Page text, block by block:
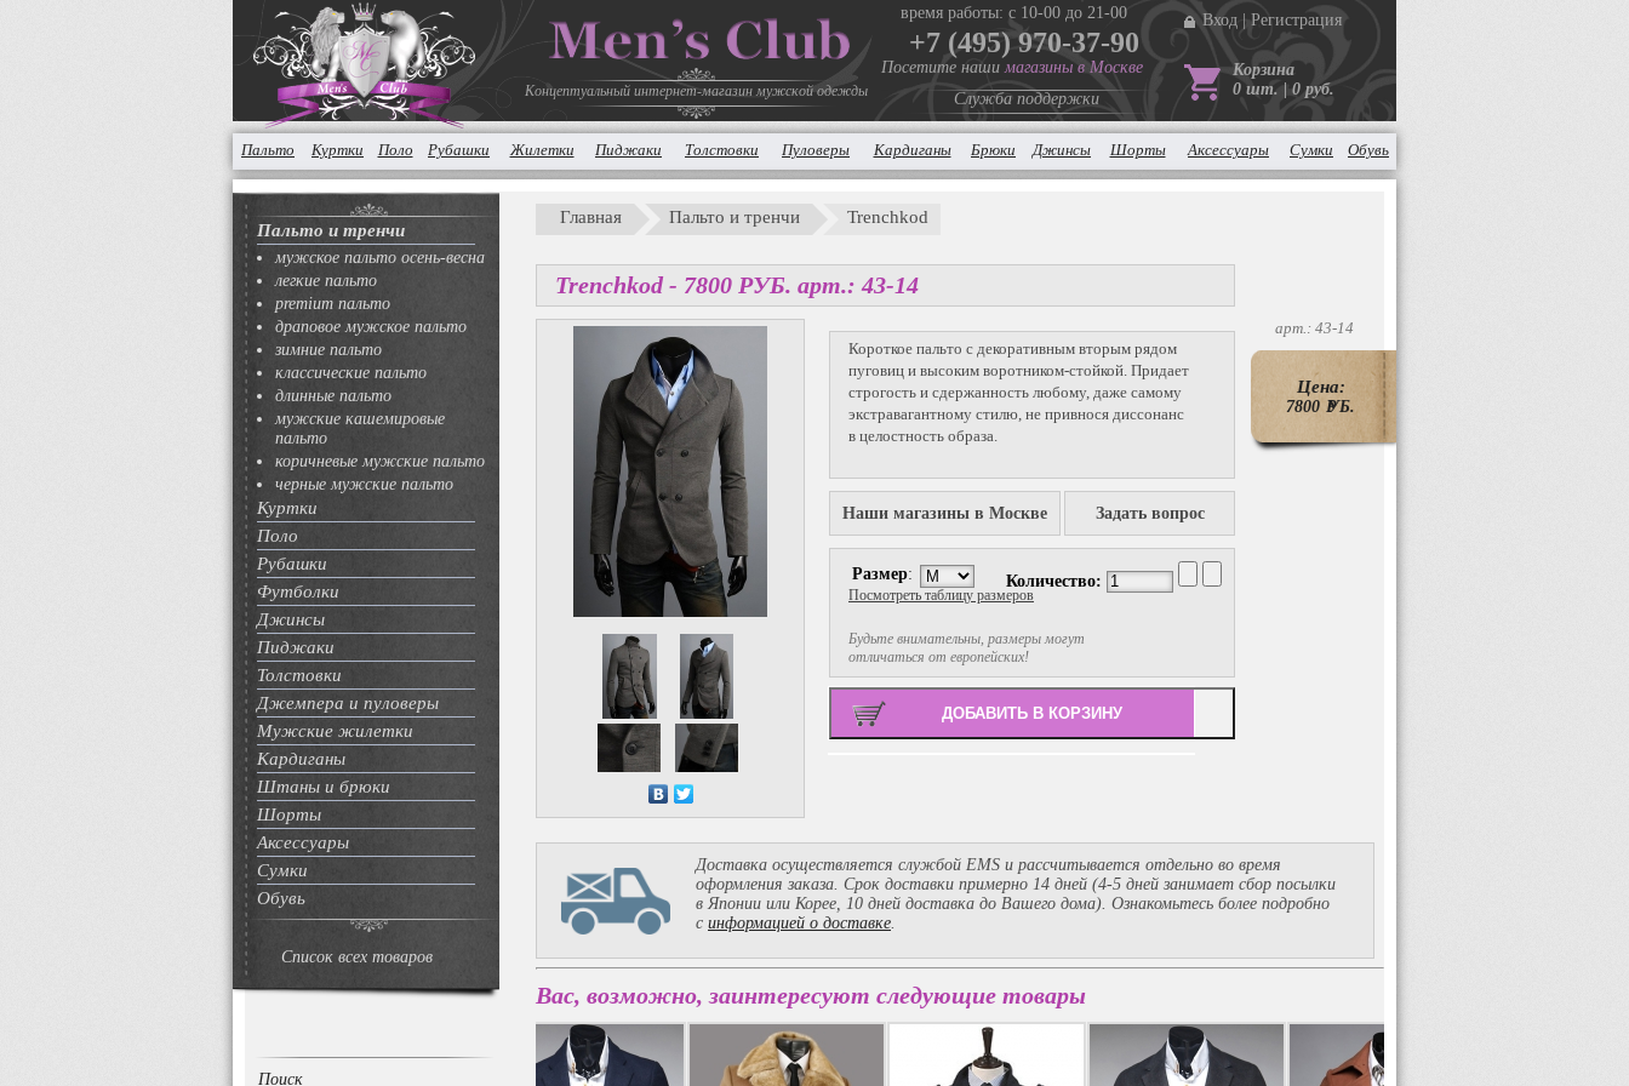
Концептуальный интернет-магазин мужской одежды
время работы: с 10-00 до 21-00
+7 (495) 970-37-90
Посетите наши магазины в Москве
Служба поддержки
Вход Регистрация
Корзина
0 шт. | 0 руб.
Пальто Куртки Поло Рубашки Жилетки Пиджаки Толстовки Пуловеры Кардиганы Брюки Джинсы Шорты Аксессуары Сумки Обувь
Пальто и тренчи
мужское пальто осень-весна
легкие пальто
premium пальто
драповое мужское пальто
зимние пальто
классические пальто
длинные пальто
мужские кашемировые
пальто
коричневые мужские пальто
черные мужские пальто
Куртки
Поло
Рубашки
Футболки
Джинсы
Пиджаки
Толстовки
Джемпера и пуловеры
Мужские жилетки
Кардиганы
Штаны и брюки
Шорты
Аксессуары
Сумки
Обувь
Список всех товаров
Поиск
Главная Пальто и тренчи Trenchkod
Trenchkod - 7800 PУБ. арт.: 43-14
Короткое пальто с декоративным вторым рядом
пуговиц и высоким воротником-стойкой. Придает
строгость и сдержанность любому, даже самому
экстравагантному стилю, не привнося диссонанс
в целостность образа.
Наши магазины в Москве Задать вопрос
Размер:
Будьте внимательны, размеры могут
отличаться от европейских!
Посмотреть таблицу размеров
Количество:
арт.: 43-14
Цена:
7800 P
УБ.
Доставка осуществляется службой EMS и рассчитывается отдельно во время
оформления заказа. Срок доставки примерно 14 дней (4-5 дней занимает сбор посылки
в Японии или Корее, 10 дней доставка до Вашего дома). Ознакомьтесь более подробно
с информацией о доставке.
Вас, возможно, заинтересуют следующие товары